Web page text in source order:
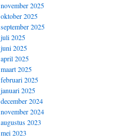
november 2025
oktober 2025
september 2025
juli 2025
juni 2025
april 2025
maart 2025
februari 2025
januari 2025
december 2024
november 2024
augustus 2023
mei 2023